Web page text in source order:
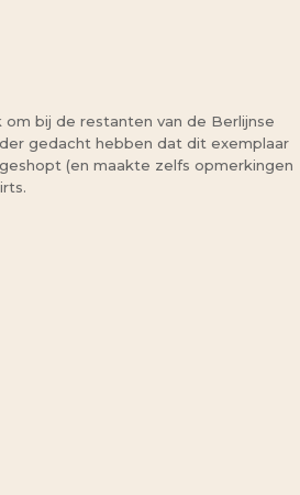
bij de restanten van de Berlijnse
gedacht hebben dat dit exemplaar
(en maakte zelfs opmerkingen